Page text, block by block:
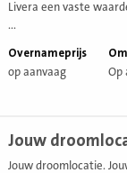
Livera een vaste
...
Overnameprijs
op aanvaag
Op
Jouw
Jouw droomlocatie.
vestiging